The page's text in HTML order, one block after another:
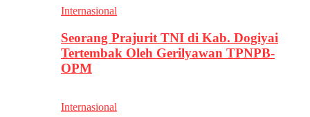
Internasional
Seorang Prajurit TNI di Kab. Dogiyai
Tertembak Oleh Gerilyawan TPNPB-
OPM
Internasional